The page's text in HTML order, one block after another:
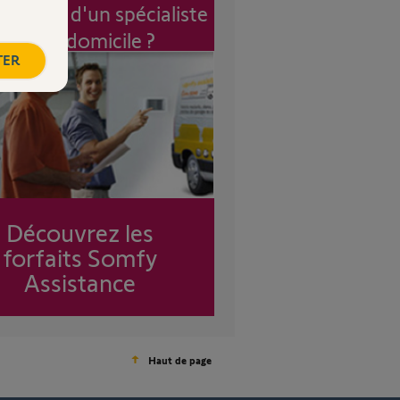
d'un spécialiste
à mon domicile ?
Découvrez les
forfaits Somfy
Assistance
Haut de page